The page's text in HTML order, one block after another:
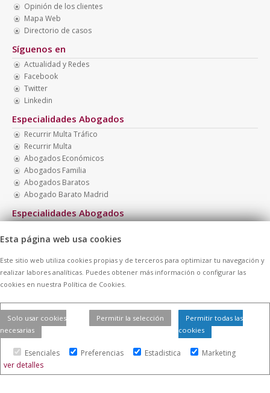
Opinión de los clientes
Mapa Web
Directorio de casos
Síguenos en
Actualidad y Redes
Facebook
Twitter
Linkedin
Especialidades Abogados
Recurrir Multa Tráfico
Recurrir Multa
Abogados Económicos
Abogados Familia
Abogados Baratos
Abogado Barato Madrid
Especialidades Abogados
Abogado Barato Nacionalidad
Abogado Presupuesto Económico
Abogado Barato Divorcio
Abogados Multas
© 2026 - Cookies| Todos los
derechos reservados
Esta página web usa cookies
Este sitio web utiliza cookies propias y de terceros para optimizar tu navegación y
realizar labores analíticas. Puedes obtener más información o configurar las
cookies en nuestra Política de Cookies.
Solo usar cookies
necesarias
Permitir la selección
Permitir todas las
cookies
Esenciales Preferencias Estadistica
Marketing
ver detalles